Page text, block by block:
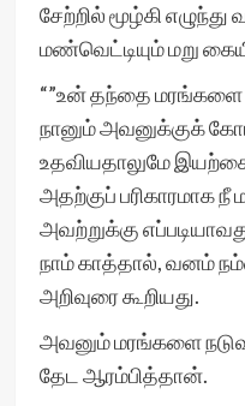
சேற்றில் மூழ்கி
மண்வெட்டியும் மறு
“”உன் தந்தை மரங்களை
நானும் அவனுக்குக்
உதவியதாலுமே
அதற்குப் பரிகாரமாக
அவற்றுக்கு
நாம் காத்தால், வனம்
அறிவுரை கூறியது.
அவனும் மரங்களை
தேட ஆரம்பித்தான்.